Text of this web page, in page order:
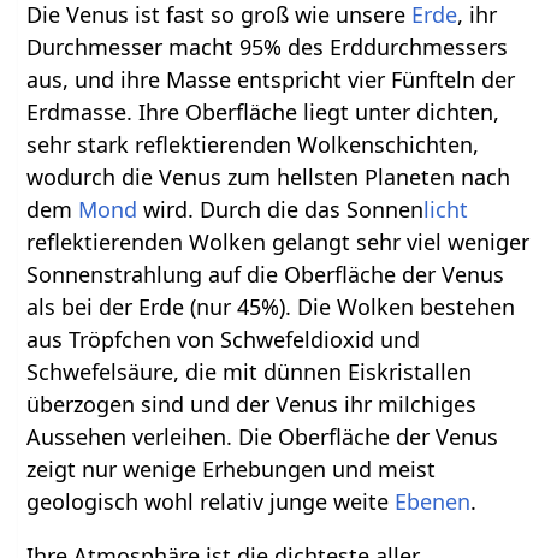
Die Venus ist fast so groß wie unsere Erde, ihr
Durchmesser macht 95% des Erddurchmessers
aus, und ihre Masse entspricht vier Fünfteln der
Erdmasse. Ihre Oberfläche liegt unter dichten,
sehr stark reflektierenden Wolkenschichten,
wodurch die Venus zum hellsten Planeten nach
dem Mond wird. Durch die das Sonnenlicht
reflektierenden Wolken gelangt sehr viel weniger
Sonnenstrahlung auf die Oberfläche der Venus
als bei der Erde (nur 45%). Die Wolken bestehen
aus Tröpfchen von Schwefeldioxid und
Schwefelsäure, die mit dünnen Eiskristallen
überzogen sind und der Venus ihr milchiges
Aussehen verleihen. Die Oberfläche der Venus
zeigt nur wenige Erhebungen und meist
geologisch wohl relativ junge weite Ebenen.